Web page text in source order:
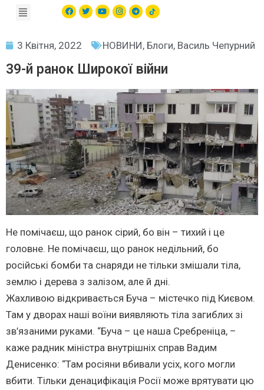
3 Квітня, 2022 НОВИНИ, Блоги, Василь Чепурний
39-й ранок Широкої війни
Не помічаєш, що ранок сірий, бо він – тихий і це
головне. Не помічаєш, що ранок недільний, бо
російські бомби та снаряди не тільки змішали тіла,
землю і дерева з залізом, але й дні.
Жахливою відкривається Буча – містечко під Києвом.
Там у дворах наші воїни виявляють тіла загиблих зі
зв’язаними руками. “Буча – це наша Сребреніца, –
каже радник міністра внутрішніх справ Вадим
Денисенко: “Там росіяни вбивали усіх, кого могли
вбити. Тільки денацифікація Росії може врятувати цю